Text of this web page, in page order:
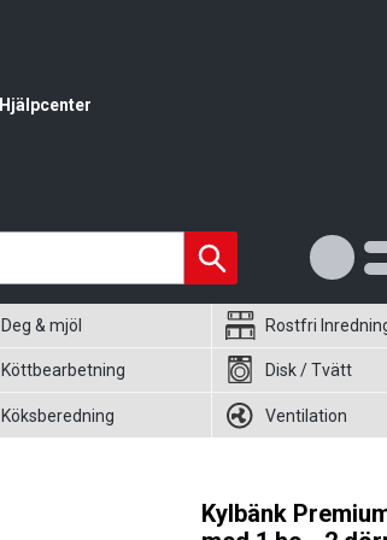
Hjälpcenter
Deg & mjöl Rostfri
Köttbearbetning Disk / Tvätt
Köksberedning Ventilation
Kylbänk